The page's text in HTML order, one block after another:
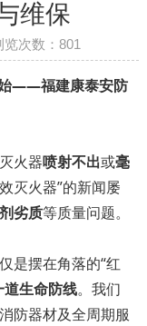
维保
览次数：801
始——福建康泰安防
火器喷射不出或毫
灭火器”的新闻屡
劣质等质量问题。
是摆在角落的“红
道生命防线。我们
防器材及全周期服